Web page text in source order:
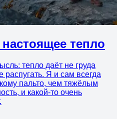
тепло
тепло даёт не груда
распугать. Я и сам всегда
пальто, чем тяжёлым
и какой-то очень